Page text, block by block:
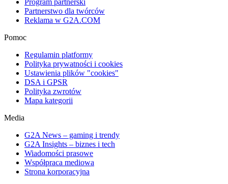
Program partnerski
Partnerstwo dla twórców
Reklama w G2A.COM
Pomoc
Regulamin platformy
Polityka prywatności i cookies
Ustawienia plików "cookies"
DSA i GPSR
Polityka zwrotów
Mapa kategorii
Media
G2A News – gaming i trendy
G2A Insights – biznes i tech
Wiadomości prasowe
Współpraca mediowa
Strona korporacyjna